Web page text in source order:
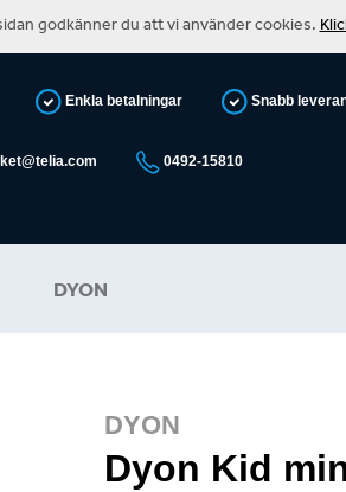
Enkla betalningar Snabb
0492-15810
DYON
DYON
Dyon Kid
godkänner du att vi använder cookies.